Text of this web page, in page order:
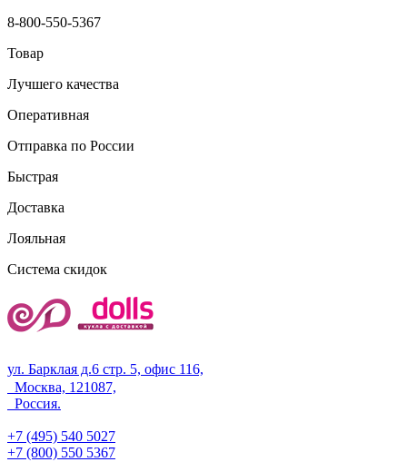
8-800-550-5367
Товар
Лучшего качества
Оперативная
Отправка по России
Быстрая
Доставка
Лояльная
Система скидок
ул. Барклая д.6 стр. 5, офис 116,
Москва, 121087,
Россия.
+7 (495) 540 5027
+7 (800) 550 5367